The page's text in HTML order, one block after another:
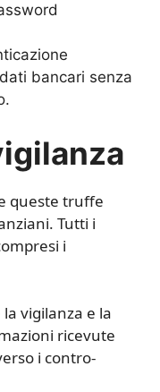
bancari senza
queste truffe
Tutti i
i
vigilanza e la
ricevute
i contro-